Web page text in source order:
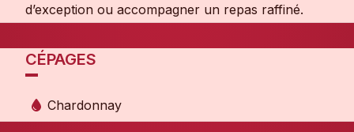
d’exception ou accompagner un repas raffiné.
CÉPAGES
Chardonnay